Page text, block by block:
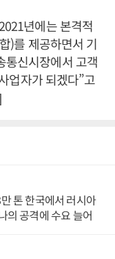
년에는 본격적
)를 제공하면서 기
통신시장에서 고객
업자가 되겠다”고
톤 한국에서 러시아
의 공격에 수요 늘어